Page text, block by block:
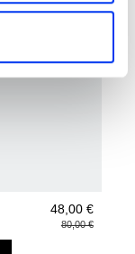
48,00 €
80,00 €